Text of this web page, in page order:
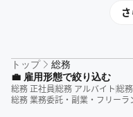
トップ
総務
💼 雇用形態で絞り込む
総務 正社員総務 アルバイト 総
総務 業務委託・副業・フリーラ